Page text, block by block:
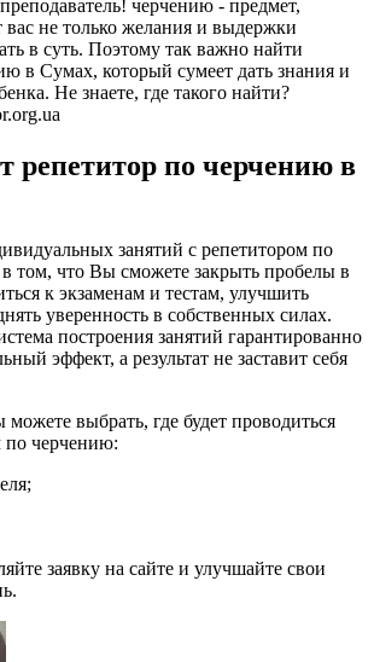
черчению - предмет,
вас не только желания и выдержки
в суть. Поэтому так важно найти
в Сумах, который сумеет дать знания и
Не знаете, где такого найти?
репетитор по черчению в
занятий с репетитором по
том, что Вы сможете закрыть пробелы в
к экзаменам и тестам, улучшить
уверенность в собственных силах.
построения занятий гарантированно
эффект, а результат не заставит себя
выбрать, где будет проводиться
по черчению:
заявку на сайте и улучшайте свои